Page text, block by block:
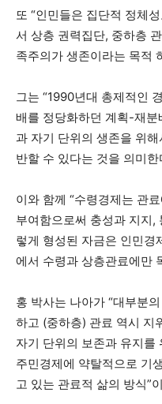
또 “인민들은 집단적 정체
서 상층 권력집단, 중하층
족주의가 생존이라는 목적
그는 “1990년대 총제적인
배를 정당화하던 계획-재분
과 자기 단위의 생존을 위
반할 수 있다는 것을 의미한
이와 함께 “수령경제는 관
부여함으로써 충성과 지지,
렇게 형성된 자금은 인민경
에서 수령과 상층관료에만
홍 박사는 나아가 “대부분
하고 (중하층) 관료 역시 지
자기 단위의 보존과 유지를
주민경제에 약탈적으로 기
고 있는 관료적 삶의 방식”